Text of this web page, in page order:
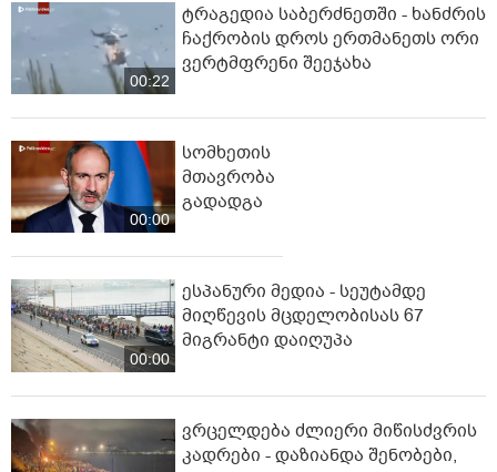
00:22
ტრაგედია საბერძნეთში - ხანძრის
ჩაქრობის დროს ერთმანეთს ორი
ვერტმფრენი შეეჯახა
00:00
სომხეთის
მთავრობა
გადადგა
00:00
ესპანური მედია - სეუტამდე
მიღწევის მცდელობისას 67
მიგრანტი დაიღუპა
ვრცელდება ძლიერი მიწისძვრის
კადრები - დაზიანდა შენობები,